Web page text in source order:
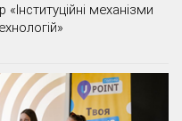
механізми